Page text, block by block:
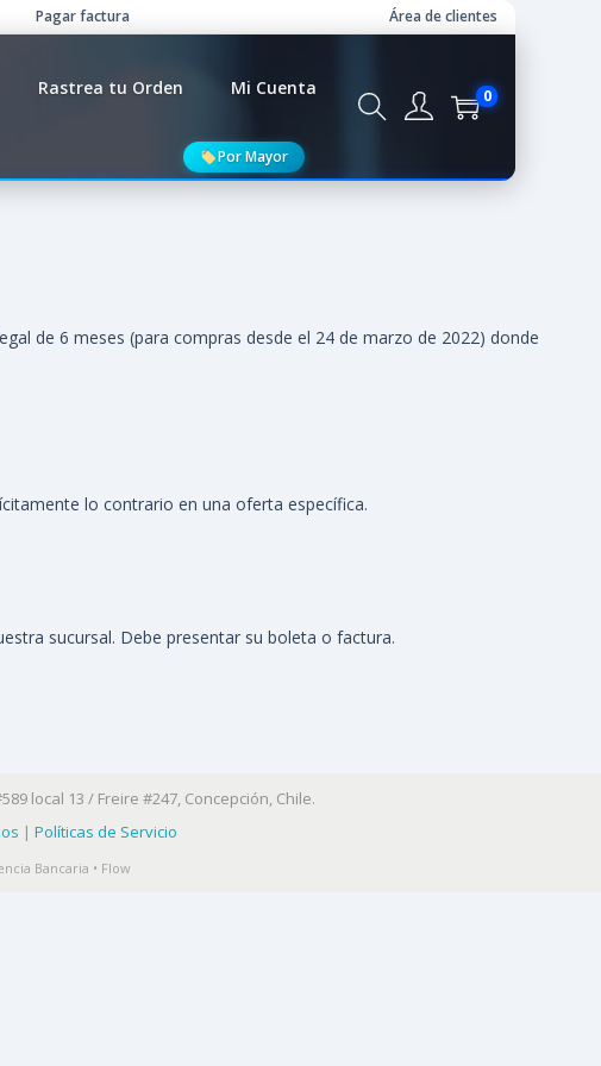
Pagar factura Área de clientes
Rastrea tu Orden Mi Cuenta
Por Mayor
0
de 6 meses (para compras desde el 24 de marzo de 2022) donde
lo contrario en una oferta específica.
sucursal. Debe presentar su boleta o factura.
local 13 / Freire #247, Concepción, Chile.
| Políticas de Servicio
Bancaria • Flow